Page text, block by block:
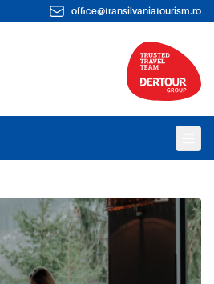
office@transilvaniatourism.ro